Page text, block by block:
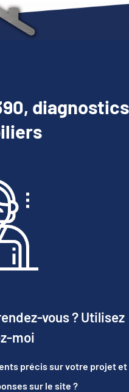
diagnostics
vous ? Utilisez
moi
précis sur votre projet et
sur le site ?